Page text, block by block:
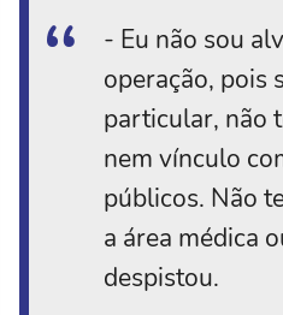
- Eu não sou
operação, pois
particular, não
nem vínculo
públicos. Não
a área médica
despistou.